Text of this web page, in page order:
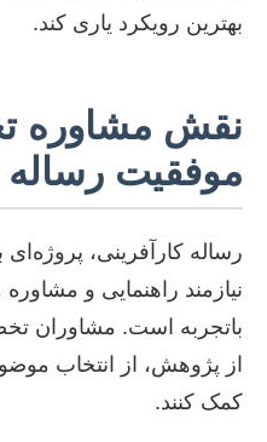
بهترین رویکرد یاری کند.
نقش مشاوره
موفقیت رساله
رساله کارآفرینی،
نیازمند راهنمایی و
باتجربه است. مشاوران
از پژوهش، از انتخاب
کمک کنند.